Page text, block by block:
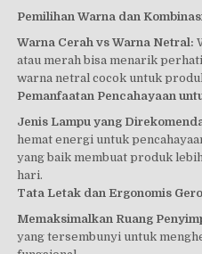
Pemilihan Warna dan
Warna Cerah vs Warna Netral:
atau merah bisa menarik
warna netral cocok untuk
Pemanfaatan Pencahayaan
Jenis Lampu yang
hemat energi untuk
yang baik membuat produk
hari.
Tata Letak dan Ergonomis
Memaksimalkan Ruang
yang tersembunyi untuk